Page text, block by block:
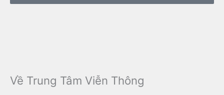
Về Trung Tâm Viễn Thông